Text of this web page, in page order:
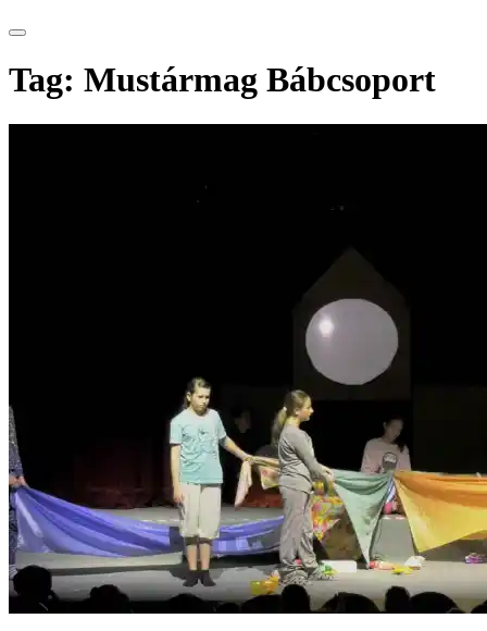
Tag: Mustármag Bábcsoport